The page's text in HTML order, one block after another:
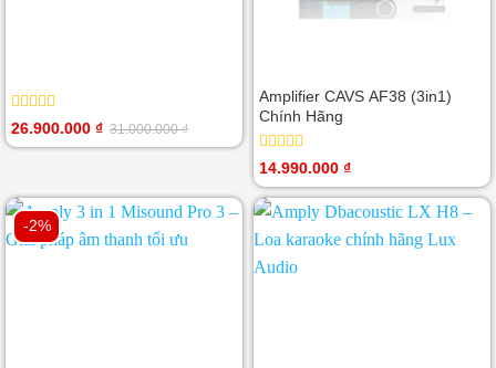
Được
sao
31.000.000₫
Giá
gốc
26.900.000 ₫
Giá
hiện
Amplifier CAVS AF38 (3in1)
Chính Hãng
Được
hạng
0
sao
14.990.000 ₫
-2%